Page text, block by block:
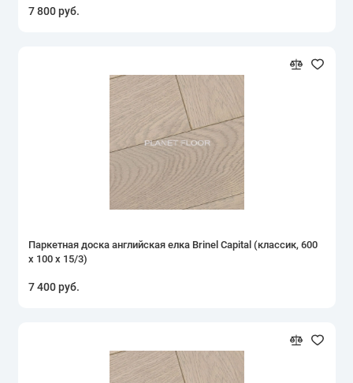
7 800 руб.
Паркетная доска английская елка Brinel Capital (классик, 600
х 100 х 15/3)
7 400 руб.